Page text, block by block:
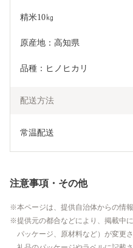
精米10㎏
原産地：高知県
品種：ヒノヒカリ
配送方法
常温配送
注意事項・その他
本ページは、提供自治体からの情
提供元の都合などにより、掲載中
パッケージ、原材料など）が変更